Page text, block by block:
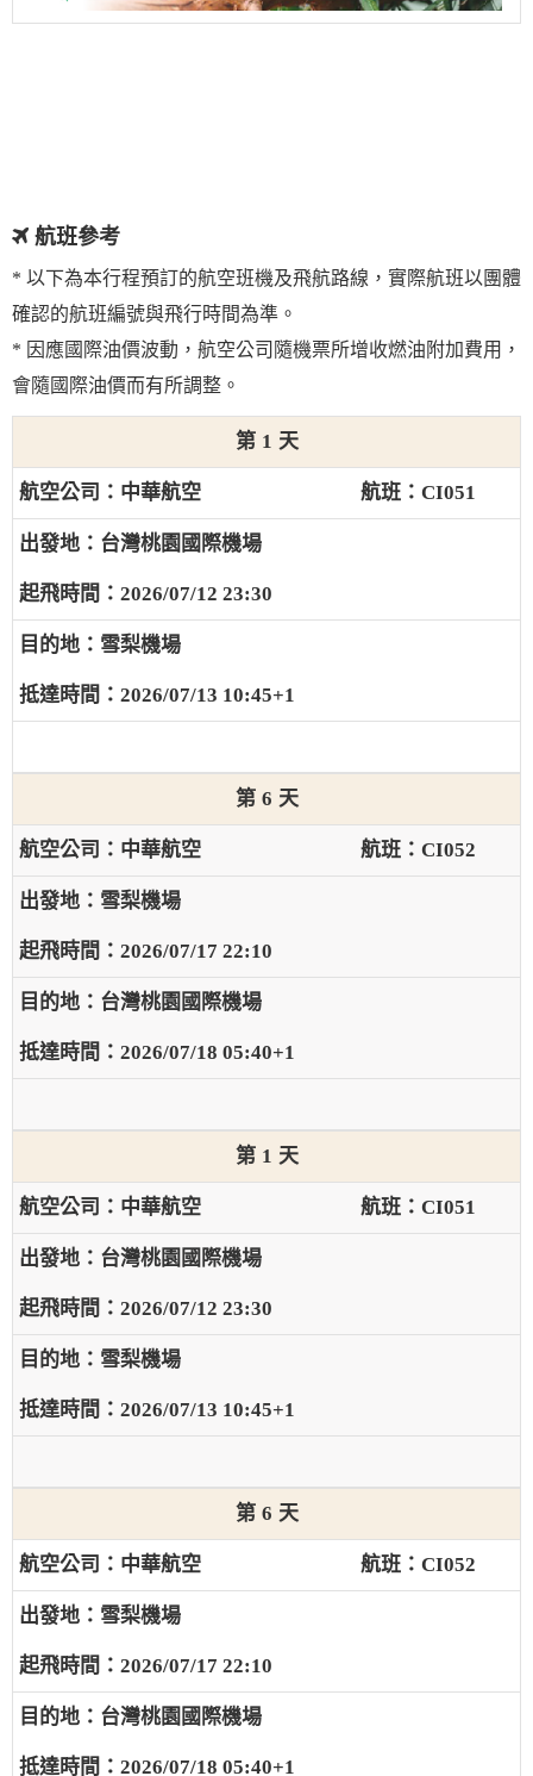
航班參考
* 以下為本行程預訂的航空班機及飛航路線，實際航班以團體
確認的航班編號與飛行時間為準。
* 因應國際油價波動，航空公司隨機票所增收燃油附加費用，
會隨國際油價而有所調整。
1
中華航空 CI051
台灣桃園國際機場
2026/07/12 23:30
雪梨機場
2026/07/13 10:45+1
6
中華航空 CI052
雪梨機場
2026/07/17 22:10
台灣桃園國際機場
2026/07/18 05:40+1
1
中華航空 CI051
台灣桃園國際機場
2026/07/12 23:30
雪梨機場
2026/07/13 10:45+1
6
中華航空 CI052
雪梨機場
2026/07/17 22:10
台灣桃園國際機場
2026/07/18 05:40+1